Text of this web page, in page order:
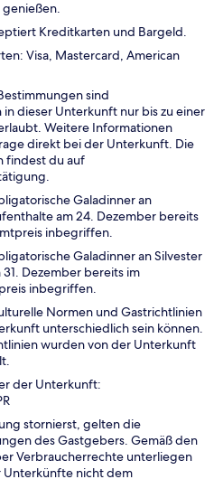
Kreditkarten und Bargeld.
Visa, Mastercard, American
sind
dieser Unterkunft nur bis zu einer
Weitere Informationen
direkt bei der Unterkunft. Die
findest du auf
Galadinner an
am 24. Dezember bereits
inbegriffen.
Galadinner an Silvester
Dezember bereits im
inbegriffen.
Normen und Gastrichtlinien
unterschiedlich sein können.
wurden von der Unterkunft
der Unterkunft:
stornierst, gelten die
des Gastgebers. Gemäß den
Verbraucherrechte unterliegen
Unterkünfte nicht dem